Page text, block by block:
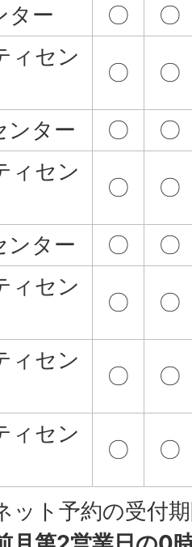
ター 〇
〇
ィセン
〇 〇
ンター 〇
〇
ィセン
〇 〇
ンター 〇
〇
ィセン
〇 〇
ィセン
〇 〇
ィセン
〇 〇
ット予約の受付